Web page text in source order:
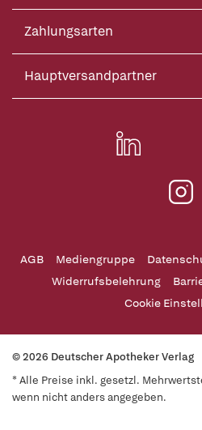
Zahlungsarten
Hauptversandpartner
AGB Mediengruppe
Widerrufsbelehrung
Cookie
© 2026 Deutscher Apotheker Verlag
* Alle Preise inkl. gesetzl.
wenn nicht anders angegeben.